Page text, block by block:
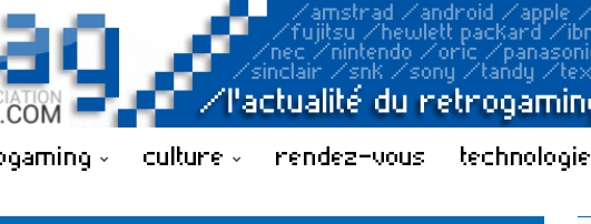
culture rendez-vous technologie